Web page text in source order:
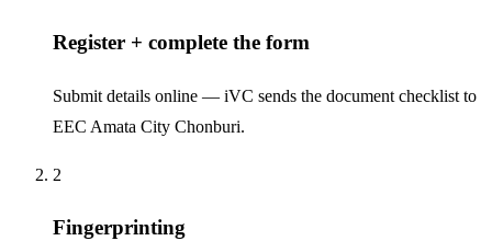
Register + complete the form
Submit details online — iVC sends the document checklist to
EEC Amata City Chonburi.
2
Fingerprinting